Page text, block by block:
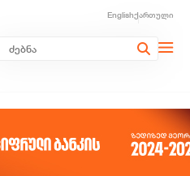
Englishქართული